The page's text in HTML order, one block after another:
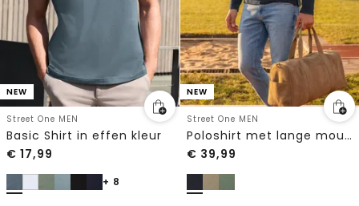
NEW
Street One MEN
Basic Shirt in effen kleur
€ 17,99
+ 8
NEW
Street One MEN
Poloshirt met lange mouwen en ritsdetail
€ 39,99